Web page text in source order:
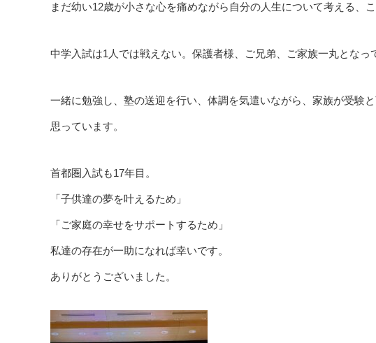
まだ幼い12歳が小さな心を痛めながら自分の人生について考える、
中学入試は1人では戦えない。保護者様、ご兄弟、ご家族一丸となっ
一緒に勉強し、塾の送迎を行い、体調を気遣いながら、家族が受験
思っています。
首都圏入試も17年目。
「子供達の夢を叶えるため」
「ご家庭の幸せをサポートするため」
私達の存在が一助になれば幸いです。
ありがとうございました。